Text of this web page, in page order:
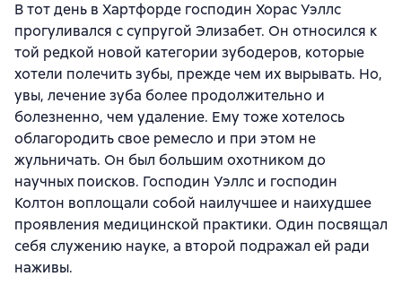
В тот день в Хартфорде господин Хорас Уэллс
прогуливался с супругой Элизабет. Он относился к
той редкой новой категории зубодеров, которые
хотели полечить зубы, прежде чем их вырывать. Но,
увы, лечение зуба более продолжительно и
болезненно, чем удаление. Ему тоже хотелось
облагородить свое ремесло и при этом не
жульничать. Он был большим охотником до
научных поисков. Господин Уэллс и господин
Колтон воплощали собой наилучшее и наихудшее
проявления медицинской практики. Один посвящал
себя служению науке, а второй подражал ей ради
наживы.